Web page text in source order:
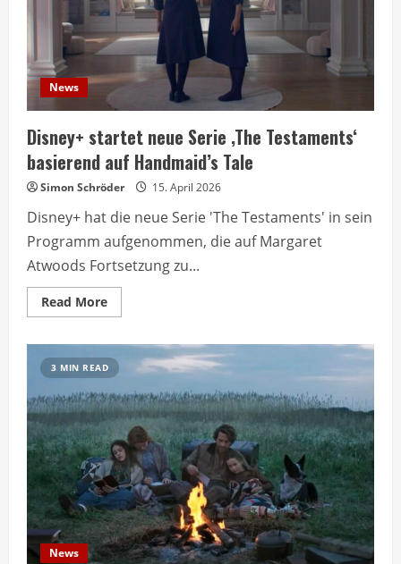
News
Disney+ startet neue Serie ‚The Testaments‘
basierend auf Handmaid’s Tale
Simon Schröder 15. April 2026
Disney+ hat die neue Serie 'The Testaments' in sein
Programm aufgenommen, die auf Margaret
Atwoods Fortsetzung zu...
Read MoreRead
more
startet
neue
Serie
Testaments‘
basierend
auf
Handmaid’s
Tale
3 MIN READ
News